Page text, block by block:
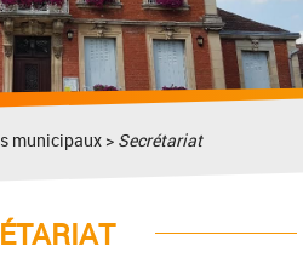
municipaux > Secrétariat